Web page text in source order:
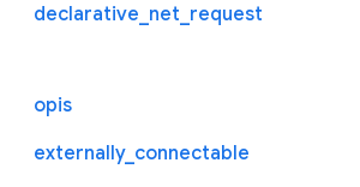
declarative_net_request
opis
externally_connectable